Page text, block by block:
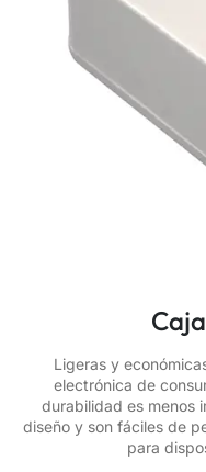
Ligeras y
electrónica de
durabilidad es menos
diseño y son fáciles de
para